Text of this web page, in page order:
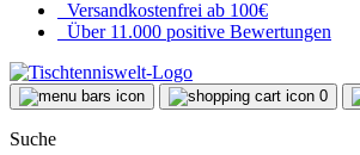
Versandkostenfrei ab 100€
Über 11.000 positive Bewertungen
0
Suche